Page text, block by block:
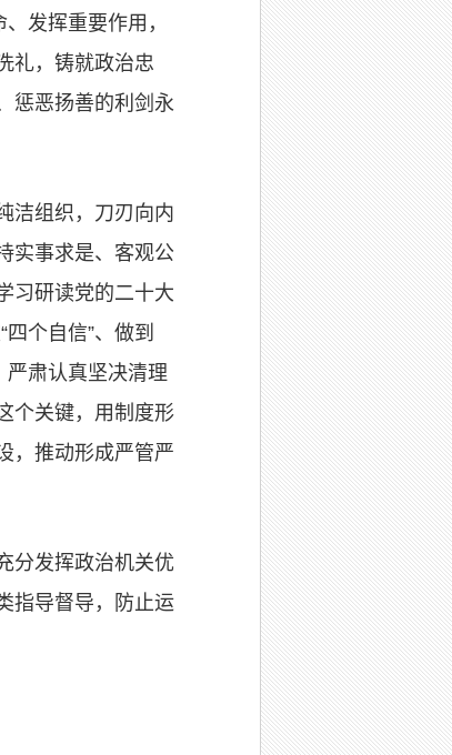
发挥重要作用，
礼，铸就政治忠
惩恶扬善的利剑永
洁组织，刀刃向内
实事求是、客观公
习研读党的二十大
个自信”、做到
严肃认真坚决清理
个关键，用制度形
，推动形成严管严
分发挥政治机关优
指导督导，防止运